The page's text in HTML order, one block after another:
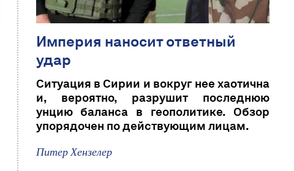
Империя наносит ответный
удар
Ситуация в Сирии и вокруг нее хаотична
и, вероятно, разрушит последнюю
унцию баланса в геополитике. Обзор
упорядочен по действующим лицам.
Питер Хензелер